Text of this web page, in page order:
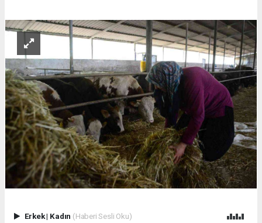
Erkek| Kadın (Haberi Sesli Oku)